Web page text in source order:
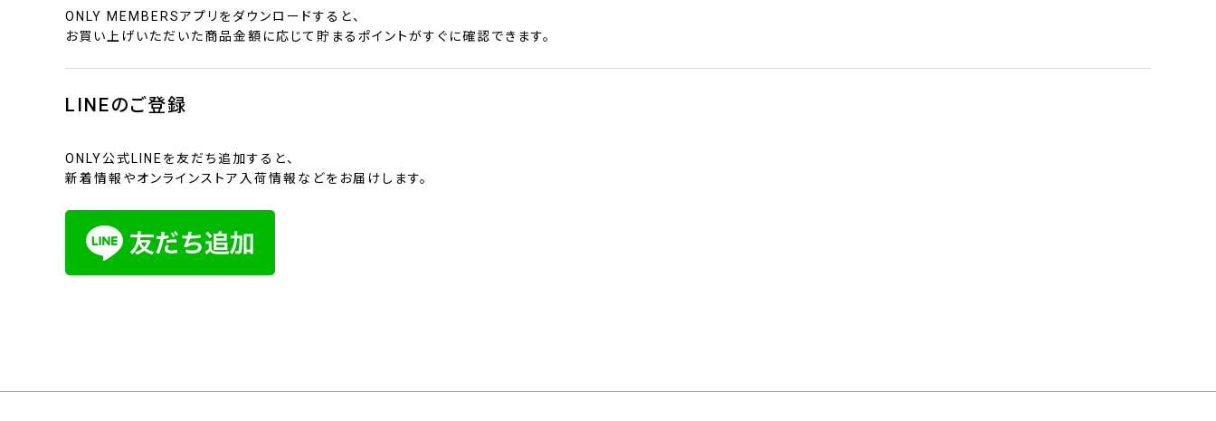
ONLY MEMBERSアプリをダウンロードすると、
お買い上げいただいた商品金額に応じて貯まるポイントがすぐに確認できます。
LINEのご登録
ONLY公式LINEを友だち追加すると、
新着情報やオンラインストア入荷情報などをお届けします。